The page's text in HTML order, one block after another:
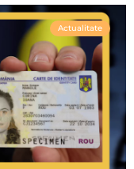
Actualitate